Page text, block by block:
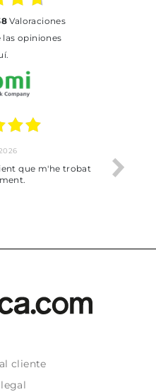
Valoraciones
que m'he trobat
cliente